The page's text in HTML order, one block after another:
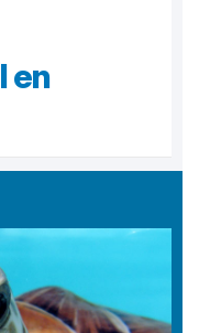
en